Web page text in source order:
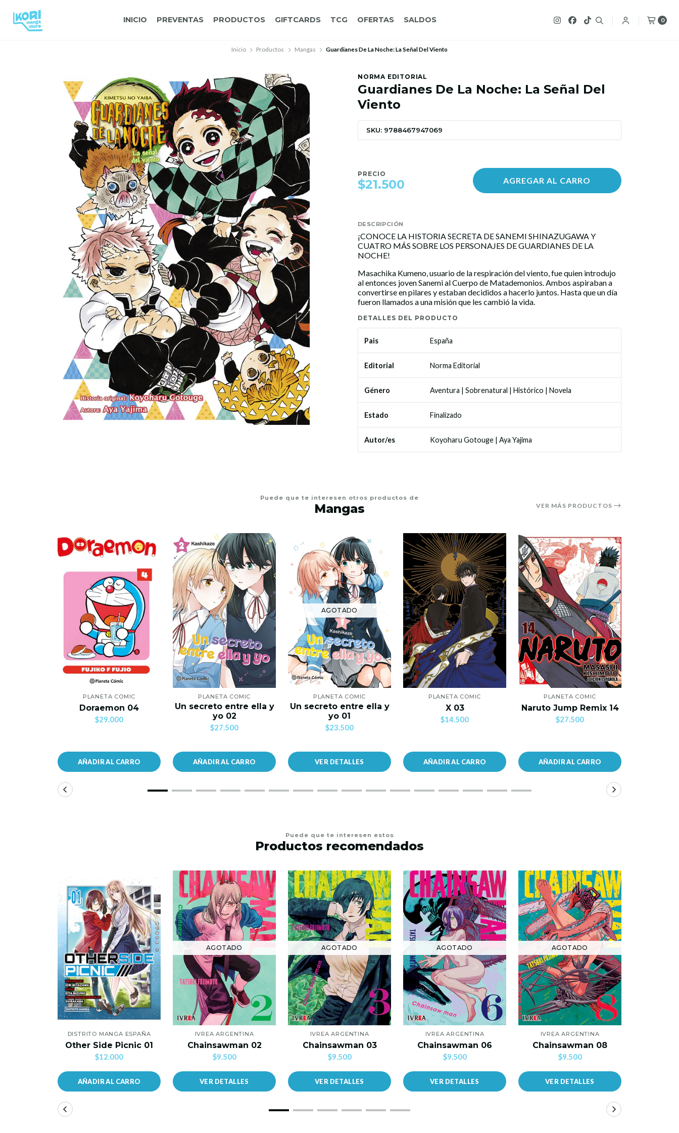
INICIO PREVENTAS PRODUCTOS GIFTCARDS TCG OFERTAS SALDOS 0
Inicio Productos Mangas Guardianes De La Noche: La Señal Del Viento
NORMA EDITORIAL
Guardianes De La Noche: La Señal Del
Viento
SKU: 9788467947069
PRECIO
$21.500 AGREGAR AL CARRO
DESCRIPCIÓN
¡CONOCE LA HISTORIA SECRETA DE SANEMI SHINAZUGAWA Y
CUATRO MÁS SOBRE LOS PERSONAJES DE GUARDIANES DE LA
NOCHE!
Masachika Kumeno, usuario de la respiración del viento, fue quien introdujo
al entonces joven Sanemi al Cuerpo de Matademonios. Ambos aspiraban a
convertirse en pilares y estaban decididos a hacerlo juntos. Hasta que un día
fueron llamados a una misión que les cambió la vida.
DETALLES DEL PRODUCTO
Pais España
Editorial Norma Editorial
Género Aventura | Sobrenatural | Histórico | Novela
Estado Finalizado
Autor/es Koyoharu Gotouge | Aya Yajima
Puede que te interesen otros productos de
Mangas VER MÁS PRODUCTOS
PLANETA COMIC
Doraemon 04
$29.000
AÑADIR AL CARRO
PLANETA COMIC
Un secreto entre ella y
yo 02
$27.500
AÑADIR AL CARRO
AGOTADO
PLANETA COMIC
Un secreto entre ella y
yo 01
$23.500
VER DETALLES
PLANETA COMIC
X 03
$14.500
AÑADIR AL CARRO
PLANETA COMIC
Naruto Jump Remix 14
$27.500
AÑADIR AL CARRO
Puede que te interesen estos
Productos recomendados
DISTRITO MANGA ESPAÑA
Other Side Picnic 01
$12.000
AÑADIR AL CARRO
AGOTADO
IVREA ARGENTINA
Chainsawman 02
$9.500
VER DETALLES
AGOTADO
IVREA ARGENTINA
Chainsawman 03
$9.500
VER DETALLES
AGOTADO
IVREA ARGENTINA
Chainsawman 06
$9.500
VER DETALLES
AGOTADO
IVREA ARGENTINA
Chainsawman 08
$9.500
VER DETALLES